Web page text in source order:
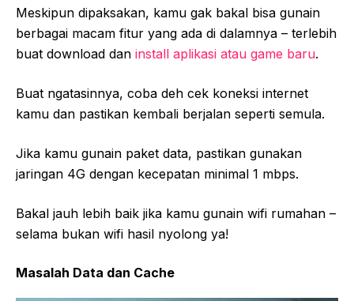
Meskipun dipaksakan, kamu gak bakal bisa gunain
berbagai macam fitur yang ada di dalamnya – terlebih
buat download dan install aplikasi atau game baru.
Buat ngatasinnya, coba deh cek koneksi internet
kamu dan pastikan kembali berjalan seperti semula.
Jika kamu gunain paket data, pastikan gunakan
jaringan 4G dengan kecepatan minimal 1 mbps.
Bakal jauh lebih baik jika kamu gunain wifi rumahan –
selama bukan wifi hasil nyolong ya!
Masalah Data dan Cache